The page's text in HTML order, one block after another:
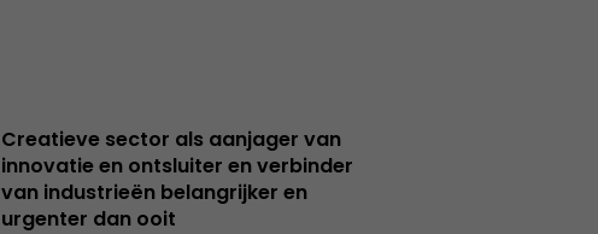
Creatieve sector als aanjager van
innovatie en ontsluiter en verbinder
van industrieën belangrijker en
urgenter dan ooit